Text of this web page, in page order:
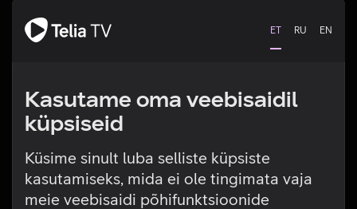
ET RU EN
Kasutame oma veebisaidil
küpsiseid
Küsime sinult luba selliste küpsiste
kasutamiseks, mida ei ole tingimata vaja
meie veebisaidi põhifunktsioonide
Tehniline viga